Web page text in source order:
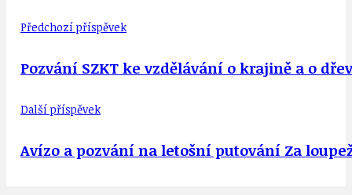
Předchozí příspěvek
Pozvání SZKT ke vzdělávání o krajině a o
Další příspěvek
Avízo a pozvání na letošní putování Za